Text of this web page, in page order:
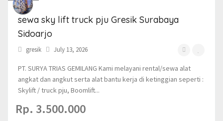
sewa sky lift truck pju Gresik Surabaya
Sidoarjo
gresik July 13, 2026
PT. SURYA TRIAS GEMILANG Kami melayani rental/sewa alat
angkat dan angkut serta alat bantu kerja di ketinggian seperti :
Skylift / truck pju, Boomlift...
Rp. 3.500.000